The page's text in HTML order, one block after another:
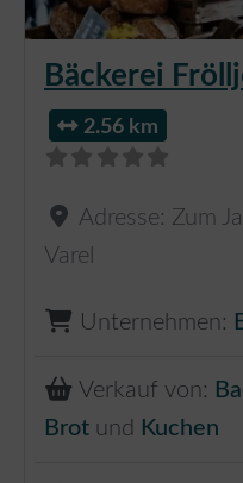
Bäckerei
2.56 km
Adresse: Zum
Varel
Unternehmen:
Verkauf von:
Brot und Kuchen